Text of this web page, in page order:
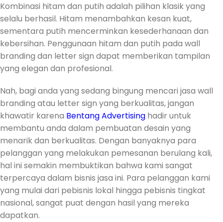
Kombinasi hitam dan putih adalah pilihan klasik yang
selalu berhasil. Hitam menambahkan kesan kuat,
sementara putih mencerminkan kesederhanaan dan
kebersihan. Penggunaan hitam dan putih pada wall
branding dan letter sign dapat memberikan tampilan
yang elegan dan profesional.
Nah, bagi anda yang sedang bingung mencari jasa wall
branding atau letter sign yang berkualitas, jangan
khawatir karena Bentang Advertising hadir untuk
membantu anda dalam pembuatan desain yang
menarik dan berkualitas. Dengan banyaknya para
pelanggan yang melakukan pemesanan berulang kali,
hal ini semakin membuktikan bahwa kami sangat
terpercaya dalam bisnis jasa ini. Para pelanggan kami
yang mulai dari pebisnis lokal hingga pebisnis tingkat
nasional, sangat puat dengan hasil yang mereka
dapatkan.